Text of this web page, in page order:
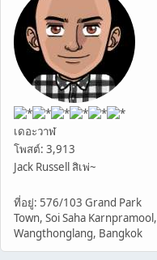
เดอะวาฬ
โพสต์: 3,913
Jack Russell สิเพ่~
ที่อยู่: 576/103 Grand Park
Town, Soi Saha Karnpramool,
Wangthonglang, Bangkok